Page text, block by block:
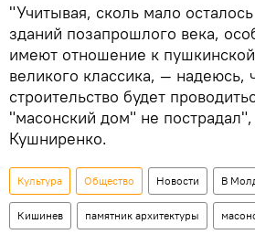
"Учитывая, сколь мало
зданий позапрошлого века,
имеют отношение к
великого классика, — надеюсь,
строительство будет
"масонский дом" не
Кушниренко.
Культура Общество Новости В
Кишинев памятник архитектуры